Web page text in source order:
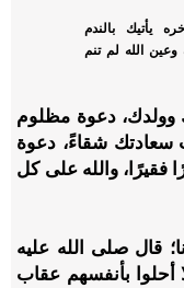
يأتيك بالندم
وعين الله لم تنم
دعوة مظلوم
شقاءً، دعوة
فقيرًا، والله على كل
قال صلى الله عليه
أحلوا بأنفسهم عقاب